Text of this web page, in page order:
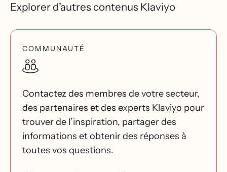
Explorer d’autres contenus Klaviyo
COMMUNAUTÉ
Contactez des membres de votre secteur,
des partenaires et des experts Klaviyo pour
trouver de l’inspiration, partager des
informations et obtenir des réponses à
toutes vos questions.